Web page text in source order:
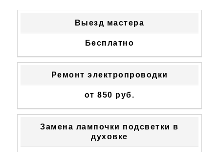
СТОИМОСТЬ
Выезд мастера
Бесплатно
Ремонт электропроводки
от 850 руб.
Замена лампочки подсветки в
духовке